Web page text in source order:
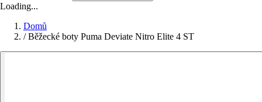
Loading...
Domů
/ Běžecké boty Puma Deviate Nitro Elite 4 ST